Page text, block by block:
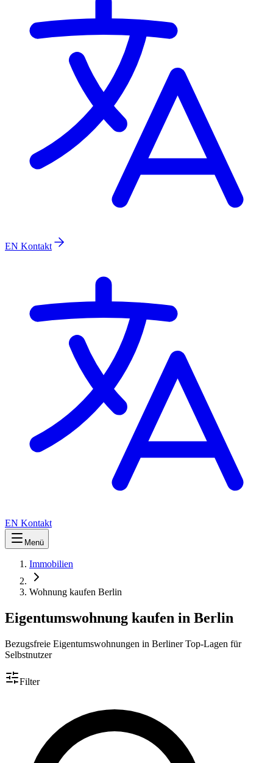
EN Kontakt
EN Kontakt
Menü
Immobilien
Wohnung kaufen Berlin
Eigentumswohnung kaufen in Berlin
Bezugsfreie Eigentumswohnungen in Berliner Top-Lagen für
Selbstnutzer
Filter